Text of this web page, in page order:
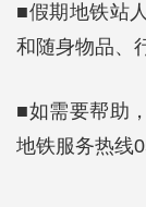
■假期地铁站
和随身物品、
■如需要帮助
地铁服务热线